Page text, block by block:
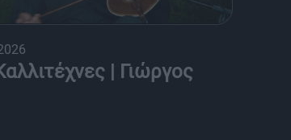
| Γιώργος